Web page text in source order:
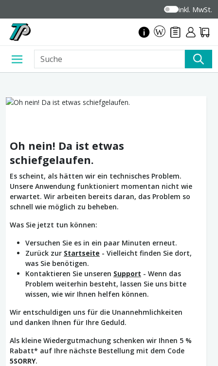
inkl. MwSt.
Oh nein! Da ist etwas
schiefgelaufen.
Es scheint, als hätten wir ein technisches Problem.
Unsere Anwendung funktioniert momentan nicht wie
erwartet. Wir arbeiten bereits daran, das Problem so
schnell wie möglich zu beheben.
Was Sie jetzt tun können:
Versuchen Sie es in ein paar Minuten erneut.
Zurück zur Startseite - Vielleicht finden Sie dort,
was Sie benötigen.
Kontaktieren Sie unseren Support - Wenn das
Problem weiterhin besteht, lassen Sie uns bitte
wissen, wie wir Ihnen helfen können.
Wir entschuldigen uns für die Unannehmlichkeiten
und danken Ihnen für Ihre Geduld.
Als kleine Wiedergutmachung schenken wir Ihnen 5 %
Rabatt* auf Ihre nächste Bestellung mit dem Code
5SORRY.